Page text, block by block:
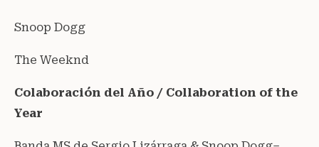
Snoop Dogg
The Weeknd
Colaboración del Año / Collaboration of the
Year